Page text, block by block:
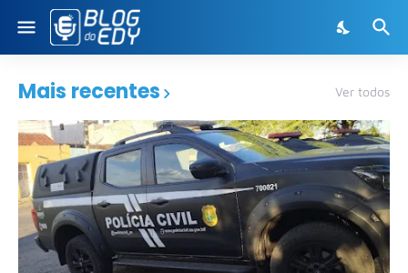
Mais recentes Ver todos